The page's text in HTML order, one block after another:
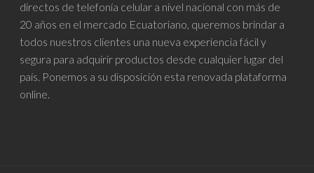
directos de telefonía celular a nivel nacional con más de
20 años en el mercado Ecuatoriano, queremos brindar a
todos nuestros clientes una nueva experiencia fácil y
segura para adquirir productos desde cualquier lugar del
país. Ponemos a su disposición esta renovada plataforma
online.